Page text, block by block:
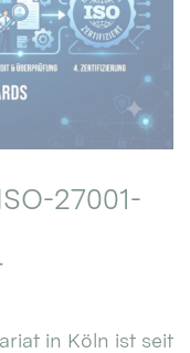
27001-
in Köln ist seit